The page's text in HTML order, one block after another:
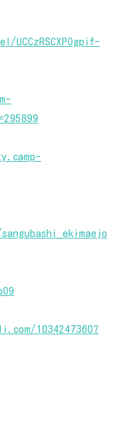
UCCzRSCXPOgpif-
1034247360?